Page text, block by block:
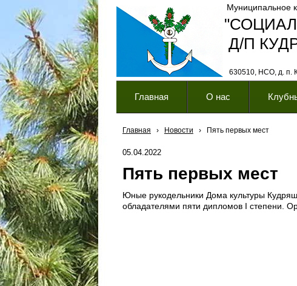
630510, НСО, д. п.
Муниципальное
Д/П
Главная О нас
Главная › Новости › Пять первых мест
05.04.2022
Пять первых мест
Юные рукодельники Дома культуры
обладателями пяти дипломов I степени.